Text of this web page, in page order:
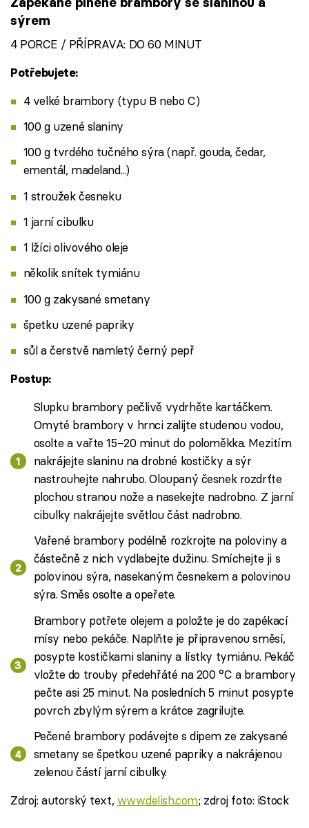
sýrem
4 PORCE / PŘÍPRAVA: DO 60 MINUT
Potřebujete:
4 velké brambory (typu B nebo C)
100 g uzené slaniny
100 g tvrdého tučného sýra (např. gouda, čedar,
ementál, madeland...)
1 stroužek česneku
1 jarní cibulku
1 lžíci olivového oleje
několik snítek tymiánu
100 g zakysané smetany
špetku uzené papriky
sůl a čerstvě namletý černý pepř
Postup:
Slupku brambory pečlivě vydrhěte kartáčkem.
Omyté brambory v hrnci zalijte studenou vodou,
osolte a vařte 15–20 minut do poloměkka. Mezitím
nakrájejte slaninu na drobné kostičky a sýr
nastrouhejte nahrubo. Oloupaný česnek rozdrťte
plochou stranou nože a nasekejte nadrobno. Z jarní
cibulky nakrájejte světlou část nadrobno.
Vařené brambory podélně rozkrojte na poloviny a
částečně z nich vydlabejte dužinu. Smíchejte ji s
polovinou sýra, nasekaným česnekem a polovinou
sýra. Směs osolte a opeřete.
Brambory potřete olejem a položte je do zapékací
mísy nebo pekáče. Naplňte je připravenou směsí,
posypte kostičkami slaniny a lístky tymiánu. Pekáč
vložte do trouby předehřáté na 200 °C a brambory
pečte asi 25 minut. Na posledních 5 minut posypte
povrch zbylým sýrem a krátce zagrilujte.
Pečené brambory podávejte s dipem ze zakysané
smetany se špetkou uzené papriky a nakrájenou
zelenou částí jarní cibulky.
Zdroj: autorský text, www.delish.com; zdroj foto: iStock